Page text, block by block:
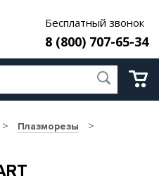
Бесплатный звонок
8 (800) 707-65-34
Плазморезы